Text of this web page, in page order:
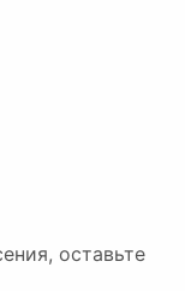
оставьте